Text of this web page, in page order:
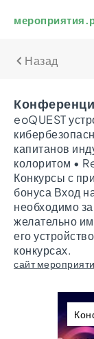
Назад
eoQUEST
капитанов
колоритом •
Конкурсы с
бонуса Вход
необходимо
желательно
его
конкурсах.
сайт